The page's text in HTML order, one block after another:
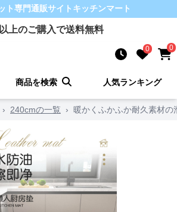
ト専門通販サイト キッチンマート
上のご購入で送料無料
0 0
商品を検索 人気ランキング
› 240cmの一覧 › 暖かくふかふか耐久素材